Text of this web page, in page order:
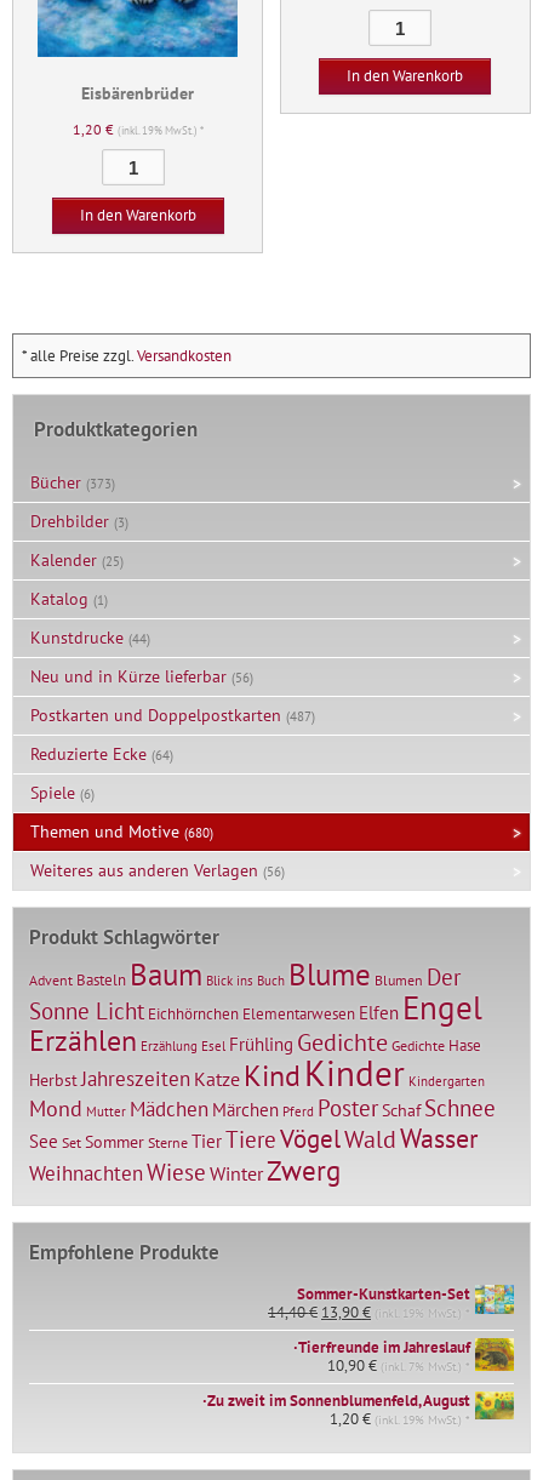
Eisbärenbrüder
1,20 € (inkl. 19% MwSt.) *
Menge
In den Warenkorb
im
Wald
Menge
In den Warenkorb
* alle Preise zzgl.Versandkosten
Produktkategorien
Bücher (373)
Drehbilder (3)
Kalender (25)
Katalog (1)
Kunstdrucke (44)
Neu und in Kürze lieferbar (56)
Postkarten und Doppelpostkarten (487)
Reduzierte Ecke (64)
Spiele (6)
Themen und Motive (680)
Weiteres aus anderen Verlagen (56)
Produkt Schlagwörter
Advent Basteln Baum Blick ins Buch Blume Blumen Der
Sonne Licht Eichhörnchen Elementarwesen Elfen Engel
Erzählen Erzählung Esel Frühling Gedichte Gedichte Hase
HerbstJahreszeitenKatze KindKinder Kindergarten
Mond Mutter Mädchen Märchen Pferd PosterSchaf Schnee
See Set Sommer Sterne TierTiereVögelWaldWasser
WeihnachtenWiese WinterZwerg
Empfohlene Produkte
Sommer-Kunstkarten-Set
14,40€ Ursprünglicher
Preis
war:
14,40 €
13,90€Aktueller
Preis
ist:
13,90 €.
(inkl. 19% MwSt.) *
∙Tierfreunde im Jahreslauf
10,90€ (inkl. 7% MwSt.) *
∙Zu zweit im Sonnenblumenfeld, August
1,20€ (inkl. 19% MwSt.) *